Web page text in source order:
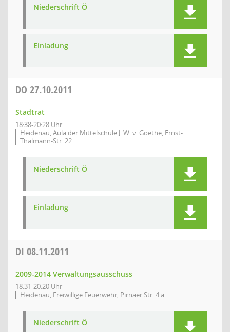
Niederschrift Ö
Einladung
DO 27.10.2011
Stadtrat
18:38-20:28 Uhr
Heidenau, Aula der Mittelschule J. W. v. Goethe, Ernst-
Thälmann-Str. 22
Niederschrift Ö
Einladung
DI 08.11.2011
2009-2014 Verwaltungsausschuss
18:31-20:20 Uhr
Heidenau, Freiwillige Feuerwehr, Pirnaer Str. 4 a
Niederschrift Ö